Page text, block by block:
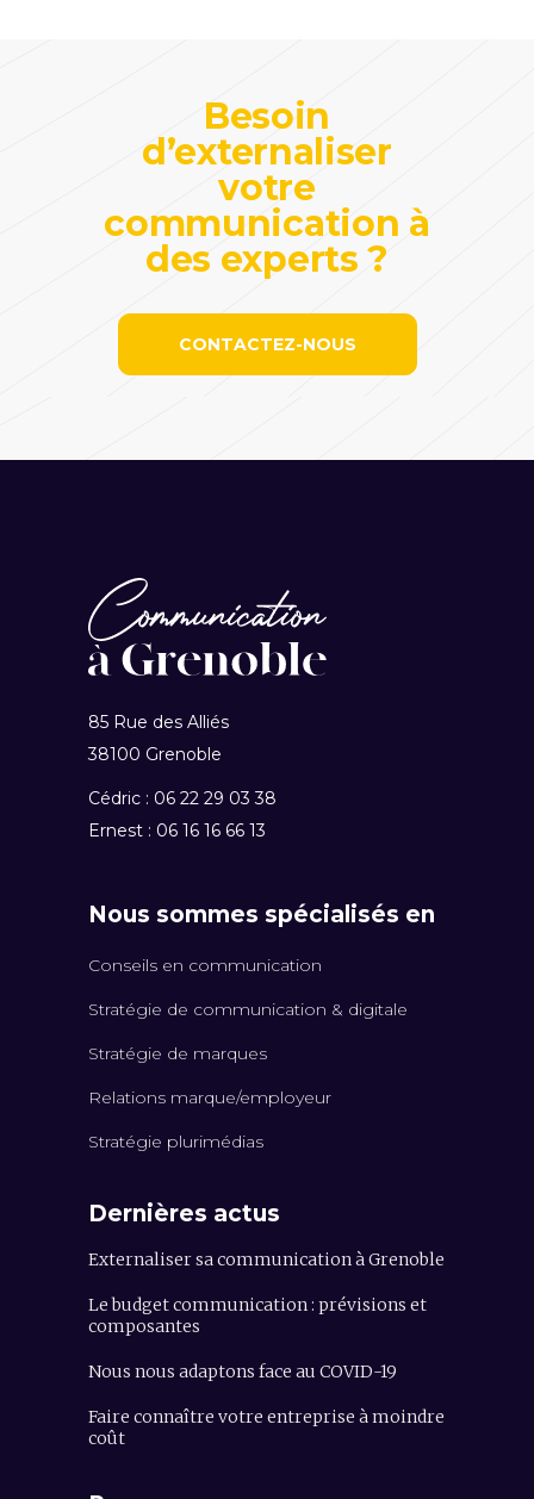
Besoin
d’externaliser
votre
communication à
des experts ?
CONTACTEZ-NOUS
85 Rue des Alliés
38100 Grenoble
Cédric : 06 22 29 03 38
Ernest : 06 16 16 66 13
Nous sommes spécialisés en
Conseils en communication
Stratégie de communication & digitale
Stratégie de marques
Relations marque/employeur
Stratégie plurimédias
Dernières actus
Externaliser sa communication à Grenoble
Le budget communication : prévisions et
composantes
Nous nous adaptons face au COVID-19
Faire connaître votre entreprise à moindre
coût